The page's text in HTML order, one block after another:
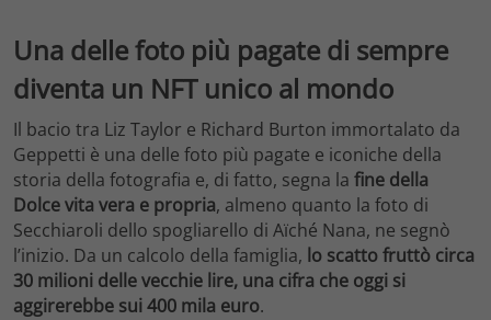
Una delle foto più pagate di sempre
diventa un NFT unico al mondo
Il bacio tra Liz Taylor e Richard Burton immortalato da
Geppetti è una delle foto più pagate e iconiche della
storia della fotografia e, di fatto, segna la fine della
Dolce vita vera e propria, almeno quanto la foto di
Secchiaroli dello spogliarello di Aïché Nana, ne segnò
l’inizio. Da un calcolo della famiglia, lo scatto fruttò circa
30 milioni delle vecchie lire, una cifra che oggi si
aggirerebbe sui 400 mila euro.